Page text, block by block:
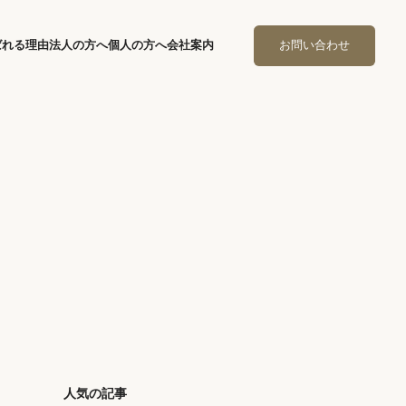
る理由法人の方へ個人の方へ会社案内 お問い合わせ
人気の記事